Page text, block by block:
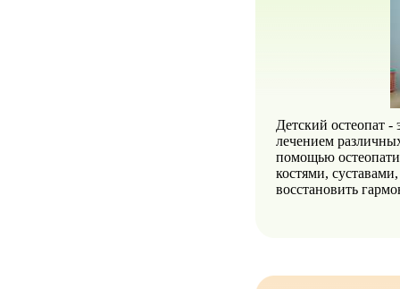
Детский остеопат -
лечением
помощью
костями,
восстановить